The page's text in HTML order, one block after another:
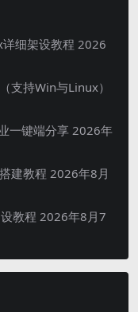
细架设教程 2026
支持Win与Linux）
一键端分享 2026年
建教程 2026年8月
教程 2026年8月7